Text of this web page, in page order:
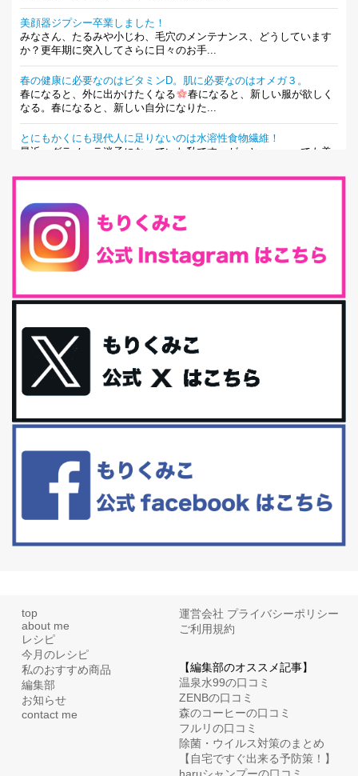
美顔器ジプシー卒業しました！
みなさん、たるみや小じわ、毛穴のメンテナンス、どうしています
か？更年期に突入してさらに日々のお手...
春の健康に必要なのはビタミンD。肌に必要なのはオメガ３。
春になると、外に出かけたくなる
春になると、新しい服が欲しく
なる。春になると、新しい自分になりた...
とにもかくにも現代人に足りないのは水溶性食物繊維！
最近、グラノーラ迷子になっていた私です。が、と〜〜〜っても美
腸内環境を整えることは、健康維持の中でいっちばん大事！だと私
は思っています。 ヒトの免...
iHerb特大セール終了間近！みんな何買う？
最近お風呂上がりの炭酸水をシリカシリカにしているんだけど確か
今回は、最近毎回定期的に購入している「楽天ふるさと納税」の返
礼品トップ５を紹介します。今までいろ...
更年期を穏やかに乗りきるために今できる５つのこと。
アラフィフからの体と心の整え方。 私も気づけばアラフィフ、これ
といった更年期症状はまだ...
白髪・美容・免疫力、現代人に足りないのは海藻！
リーブオイルorごま油をたらす。&n...
top
about me
レシピ
今月のレシピ
私のおすすめ商品
編集部
お知らせ
contact me
運営会社 プライバシーポリシー
ご利用規約
【編集部のオススメ記事】
温泉水99の口コミ
ZENBの口コミ
森のコーヒーの口コミ
フルリの口コミ
除菌・ウイルス対策のまとめ
【自宅ですぐ出来る予防策！】
haruシャンプーの口コミ